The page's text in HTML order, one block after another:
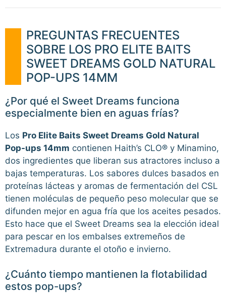
PREGUNTAS FRECUENTES
SOBRE LOS PRO ELITE BAITS
SWEET DREAMS GOLD NATURAL
POP-UPS 14MM
¿Por qué el Sweet Dreams funciona
especialmente bien en aguas frías?
Los Pro Elite Baits Sweet Dreams Gold Natural
Pop-ups 14mm contienen Haith’s CLO® y Minamino,
dos ingredientes que liberan sus atractores incluso a
bajas temperaturas. Los sabores dulces basados en
proteínas lácteas y aromas de fermentación del CSL
tienen moléculas de pequeño peso molecular que se
difunden mejor en agua fría que los aceites pesados.
Esto hace que el Sweet Dreams sea la elección ideal
para pescar en los embalses extremeños de
Extremadura durante el otoño e invierno.
¿Cuánto tiempo mantienen la flotabilidad
estos pop-ups?